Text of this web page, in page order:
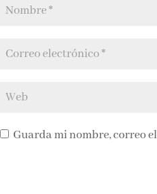
Guarda mi nombre, correo